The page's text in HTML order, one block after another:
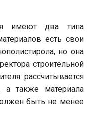
имеют два типа
есть свои
но она
строительной
рассчитывается
а также материала
быть не менее